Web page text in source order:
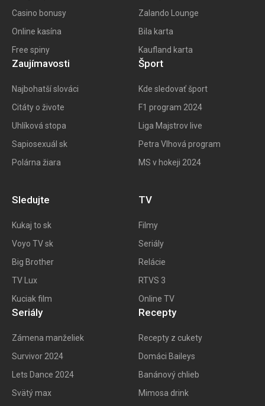
Casino bonusy
Online kasína
Free spiny
Zalando Lounge
Bila karta
Kaufland karta
Zaujímavosti
Najbohatší slováci
Citáty o živote
Uhlíková stopa
Sapiosexuál sk
Polárna žiara
Šport
Kde sledovať šport
F1 program 2024
Liga Majstrov live
Petra Vlhová program
MS v hokeji 2024
Sledujte
Kukaj to sk
Voyo TV sk
Big Brother
TV Lux
Kuciak film
TV
Filmy
Seriály
Relácie
RTVS 3
Online TV
Seriály
Zámena manželiek
Survivor 2024
Lets Dance 2024
Svätý max
Recepty
Recepty z cukety
Domáci Baileys
Banánový chlieb
Mimosa drink